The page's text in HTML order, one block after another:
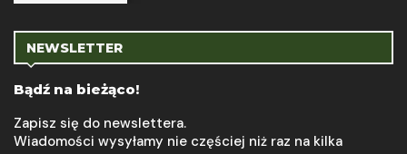
NEWSLETTER
Bądź na bieżąco!
Zapisz się do newslettera.
Wiadomości wysyłamy nie częściej niż raz na kilka